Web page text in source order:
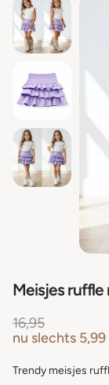
Meisjes ruffle
16,95
nu slechts 5,99
Trendy meisjes